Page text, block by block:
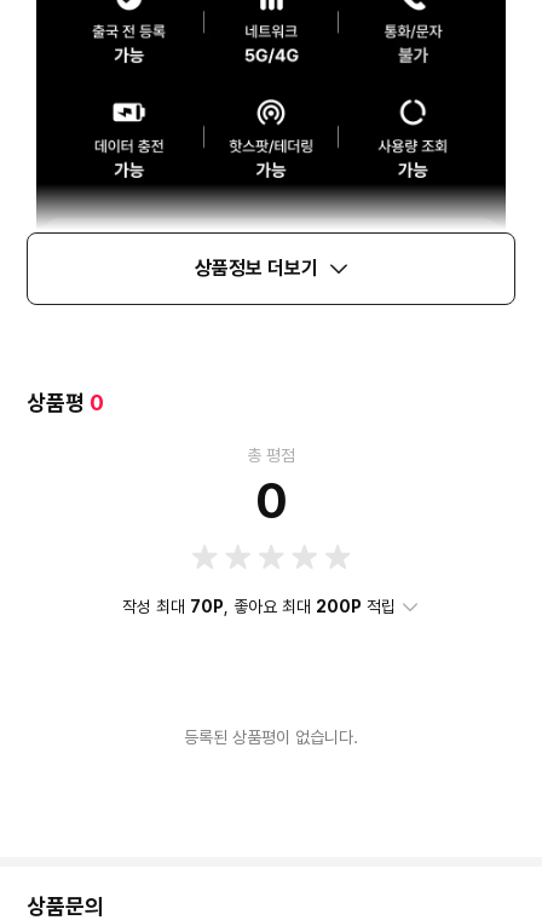
상품정보 더보기
상품평 0
총 평점
0
작성 최대 70P , 좋아요 최대 200P 적립
등록된 상품평이 없습니다.
상품문의